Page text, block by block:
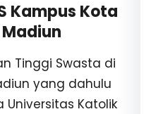
Kampus Kota
Madiun
Tinggi Swasta di
yang dahulu
Universitas Katolik